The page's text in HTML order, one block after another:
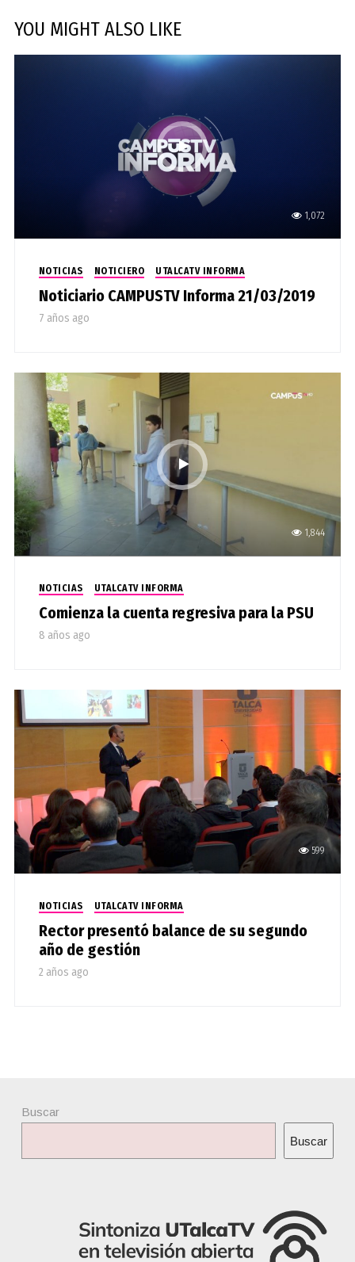
YOU MIGHT ALSO LIKE
1,072
NOTICIAS NOTICIERO UTALCATV INFORMA
Noticiario CAMPUSTV Informa 21/03/2019
7 años ago
1,844
NOTICIAS UTALCATV INFORMA
Comienza la cuenta regresiva para la PSU
8 años ago
599
NOTICIAS UTALCATV INFORMA
Rector presentó balance de su segundo
año de gestión
2 años ago
Buscar
Buscar